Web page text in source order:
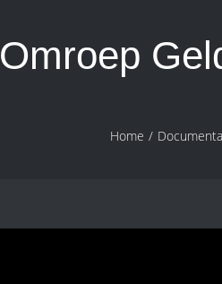
Omroep
Home /